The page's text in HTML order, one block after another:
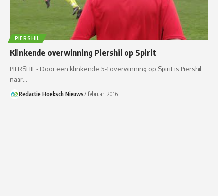
PIERSHIL
Klinkende overwinning Piershil op Spirit
PIERSHIL - Door een klinkende 5-1 overwinning op Spirit is Piershil
naar…
Redactie Hoeksch Nieuws7 februari 2016